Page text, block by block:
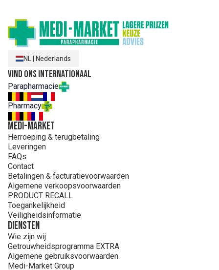
NL Nederlands
Vind ons internationaal
Parapharmacie
Pharmacy
MEDI-MARKET
Herroeping & terugbetaling
Leveringen
FAQs
Contact
Betalingen & facturatievoorwaarden
Algemene verkoopsvoorwaarden
PRODUCT RECALL
Toegankelijkheid
Veiligheidsinformatie
Diensten
Wie zijn wij
Getrouwheidsprogramma EXTRA
Algemene gebruiksvoorwaarden
Medi-Market Group